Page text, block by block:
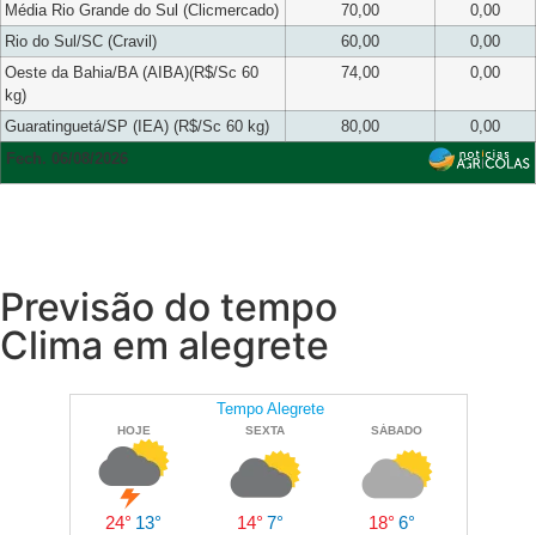
Média Rio Grande do Sul (Clicmercado)
70,00
0,00
Rio do Sul/SC (Cravil)
60,00
0,00
Oeste da Bahia/BA (AIBA)(R$/Sc 60
kg)
74,00 0,00
Guaratinguetá/SP (IEA) (R$/Sc 60 kg) 80,00
0,00
Fech. 06/08/2026
Previsão do tempo
Clima em alegrete